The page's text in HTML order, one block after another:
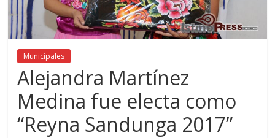
Municipales
Alejandra Martínez
Medina fue electa como
“Reyna Sandunga 2017”